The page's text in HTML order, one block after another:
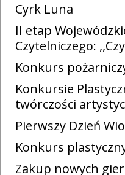
Cyrk Luna
II etap
Czytelniczego:
Konkurs
Konkursie
twórczości
Pierwszy Dzień
Konkurs
Zakup nowych